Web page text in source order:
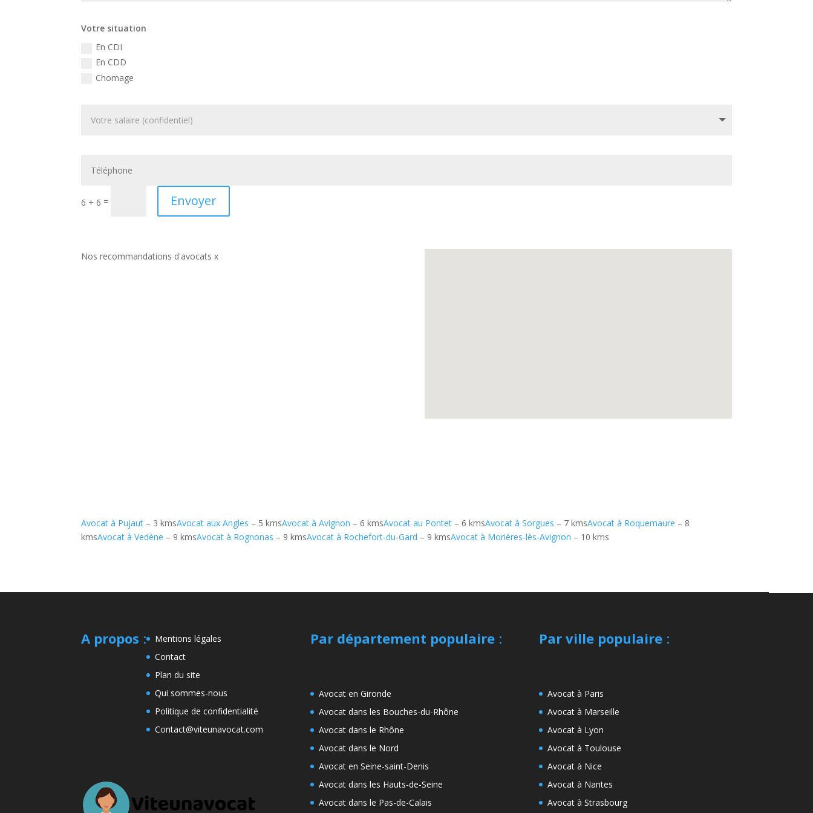
Votre situation
En CDI
En CDD
Chomage
6 + 6 = Envoyer
Nos recommandations d'avocats x
Avocat à Pujaut – 3 kmsAvocat aux Angles – 5 kmsAvocat à Avignon – 6 kmsAvocat au Pontet – 6 kmsAvocat à Sorgues – 7 kmsAvocat à Roquemaure – 8
kmsAvocat à Vedène – 9 kmsAvocat à Rognonas – 9 kmsAvocat à Rochefort-du-Gard – 9 kmsAvocat à Morières-lès-Avignon – 10 kms
A propos :
Mentions légales
Contact
Plan du site
Qui sommes-nous
Politique de confidentialité
Contact@viteunavocat.com
Par département populaire:
Avocat en Gironde
Avocat dans les Bouches-du-Rhône
Avocat dans le Rhône
Avocat dans le Nord
Avocat en Seine-saint-Denis
Avocat dans les Hauts-de-Seine
Avocat dans le Pas-de-Calais
Par ville populaire:
Avocat à Paris
Avocat à Marseille
Avocat à Lyon
Avocat à Toulouse
Avocat à Nice
Avocat à Nantes
Avocat à Strasbourg